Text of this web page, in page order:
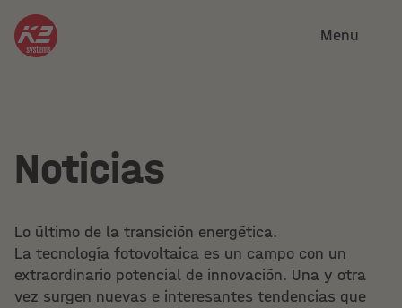
Menu
Noticias
Lo último de la transición energética.
La tecnología fotovoltaica es un campo con un
extraordinario potencial de innovación. Una y otra
vez surgen nuevas e interesantes tendencias que